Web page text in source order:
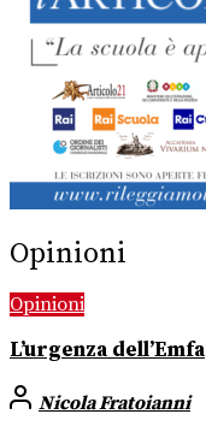
Opinioni
Opinioni
L’urgenza dell’Emfa
Nicola Fratoianni